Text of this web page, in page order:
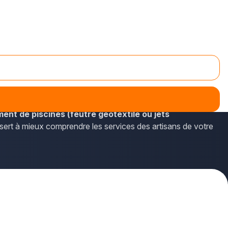
disponibles sur le département de l'Ille-et-
de piscines (feutre géotextile ou jets
à mieux comprendre les services des artisans de votre